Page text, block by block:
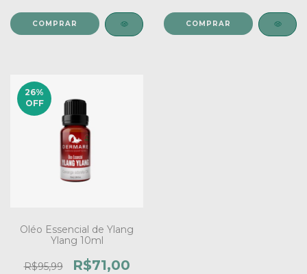
26%
OFF
Oléo Essencial de Ylang
Ylang 10ml
R$95,99 R$71,00